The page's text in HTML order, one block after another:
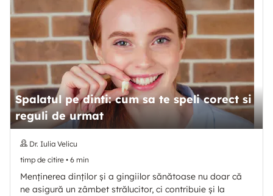
Spalatul pe dinti: cum sa te speli corect si
reguli de urmat
Dr. Iulia Velicu
timp de citire • 6 min
Menținerea dinților și a gingiilor sănătoase nu doar că
ne asigură un zâmbet strălucitor, ci contribuie și la